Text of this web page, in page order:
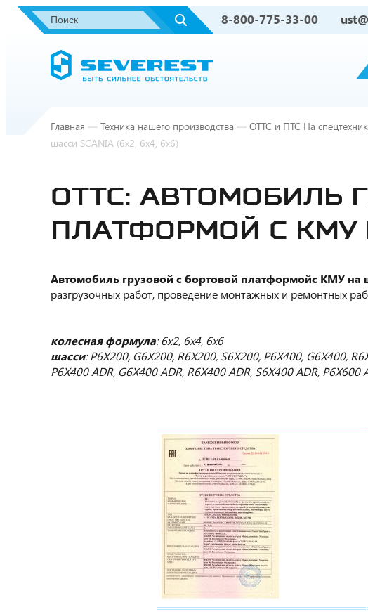
8-800-775-33-00
Главная — Техника нашего производства — ОТТС и ПТС На
шасси SCANIA (6x2, 6x4, 6x6)
ОТТС: АВТОМОБИЛЬ
ПЛАТФОРМОЙ С КМУ
Автомобиль грузовой с бортовой платформойс КМУ на
разгрузочных работ, проведение монтажных и ремонтных
колесная формула: 6х2, 6х4, 6х6
шасси: P6X200, G6X200, R6X200, S6X200, P6X400, G6X400,
P6X400 ADR, G6X400 ADR, R6X400 ADR, S6X400 ADR,